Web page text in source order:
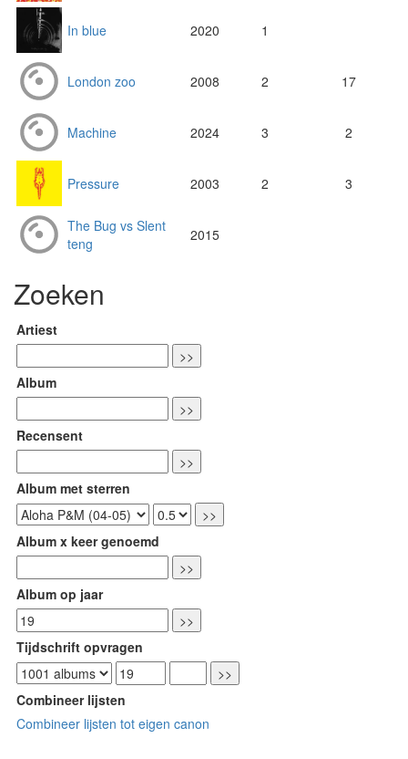
In blue 2020 1
London zoo 2008 2 17
Machine 2024 3 2
Pressure 2003 2 3
The Bug vs Slent
teng
2015
Zoeken
Artiest
Album
Recensent
Album met sterren
Album x keer genoemd
Album op jaar
Tijdschrift opvragen
Combineer lijsten
Combineer lijsten tot eigen canon